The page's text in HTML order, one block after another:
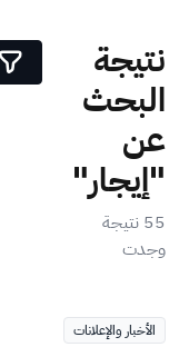
نتيجة
البحث
عن
"إيجار"
55 نتيجة
وجدت
الأخبار والإعلانات